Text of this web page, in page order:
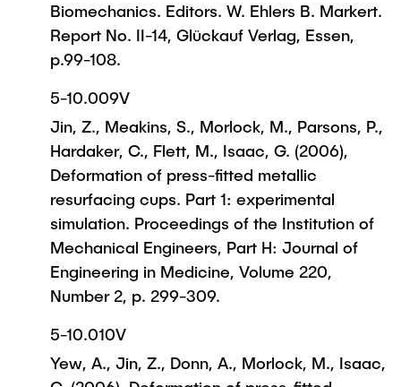
Biomechanics. Editors. W. Ehlers B. Markert.
Report No. II-14, Glückauf Verlag, Essen,
p.99-108.
5-10.009V
Jin, Z., Meakins, S., Morlock, M., Parsons, P.,
Hardaker, C., Flett, M., Isaac, G. (2006),
Deformation of press-fitted metallic
resurfacing cups. Part 1: experimental
simulation. Proceedings of the Institution of
Mechanical Engineers, Part H: Journal of
Engineering in Medicine, Volume 220,
Number 2, p. 299-309.
5-10.010V
Yew, A., Jin, Z., Donn, A., Morlock, M., Isaac,